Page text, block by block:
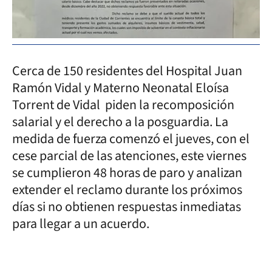
Cerca de 150 residentes del Hospital Juan
Ramón Vidal y Materno Neonatal Eloísa
Torrent de Vidal piden la recomposición
salarial y el derecho a la posguardia. La
medida de fuerza comenzó el jueves, con el
cese parcial de las atenciones, este viernes
se cumplieron 48 horas de paro y analizan
extender el reclamo durante los próximos
días si no obtienen respuestas inmediatas
para llegar a un acuerdo.